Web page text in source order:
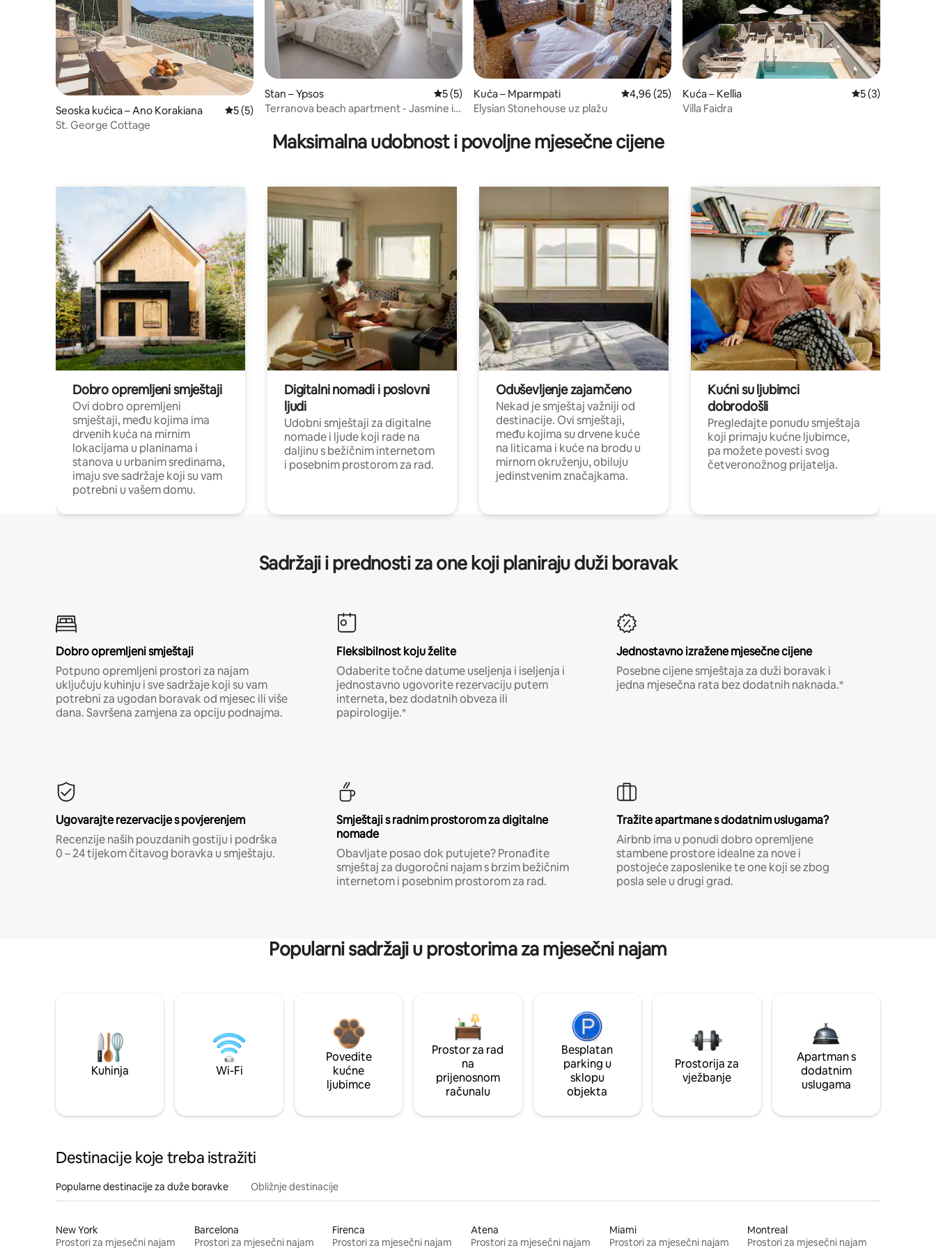
Seoska kućica – Ano Korakiana Prosječna ocjena: 5/5, recenzija: 5
5 (5)
St. George Cottage
Stan – Ypsos Prosječna ocjena: 5/5, recenzija: 5
5 (5)
Terranova beach apartment - Jasmine in
Kuća – Mparmpati Prosječna ocjena: 4,96/5, recenzija: 25
4,96 (25)
Elysian Stonehouse uz plažu
Kuća – Kellia Prosječna
5 (3)
Villa Faidra
Maksimalna udobnost i povoljne mjesečne cijene
Dobro opremljeni smještaji
Ovi dobro opremljeni
smještaji, među kojima ima
drvenih kuća na mirnim
lokacijama u planinama i
stanova u urbanim sredinama,
imaju sve sadržaje koji su vam
potrebni u vašem domu.
Digitalni nomadi i poslovni
ljudi
Udobni smještaji za digitalne
nomade i ljude koji rade na
daljinu s bežičnim internetom
i posebnim prostorom za rad.
Oduševljenje zajamčeno
Nekad je smještaj važniji od
destinacije. Ovi smještaji,
među kojima su drvene kuće
na liticama i kuće na brodu u
mirnom okruženju, obiluju
jedinstvenim značajkama.
Kućni su ljubimci
dobrodošli
Pregledajte ponudu smještaja
koji primaju kućne ljubimce,
pa možete povesti svog
četveronožnog prijatelja.
Sadržaji i prednosti za one koji planiraju duži boravak
Dobro opremljeni smještaji
Potpuno opremljeni prostori za najam
uključuju kuhinju i sve sadržaje koji su vam
potrebni za ugodan boravak od mjesec ili više
dana. Savršena zamjena za opciju podnajma.
Fleksibilnost koju želite
Odaberite točne datume useljenja i iseljenja i
jednostavno ugovorite rezervaciju putem
interneta, bez dodatnih obveza ili
papirologije.*
Jednostavno izražene mjesečne cijene
Posebne cijene smještaja za duži boravak i
jedna mjesečna rata bez dodatnih naknada.*
Ugovarajte rezervacije s povjerenjem
Recenzije naših pouzdanih gostiju i podrška
0 – 24 tijekom čitavog boravka u smještaju.
Smještaji s radnim prostorom za digitalne
nomade
Obavljate posao dok putujete? Pronađite
smještaj za dugoročni najam s brzim bežičnim
internetom i posebnim prostorom za rad.
Tražite apartmane s dodatnim uslugama?
Airbnb ima u ponudi dobro opremljene
stambene prostore idealne za nove i
postojeće zaposlenike te one koji se zbog
posla sele u drugi grad.
Popularni sadržaji u prostorima za mjesečni najam
Kuhinja Wi-Fi
Povedite
kućne
ljubimce
Prostor za rad
na
prijenosnom
računalu
Besplatan
parking u
sklopu
objekta
Prostorija za
vježbanje
Apartman s
dodatnim
uslugama
Destinacije koje treba istražiti
Popularne destinacije za duže boravke Obližnje destinacije
New York
Prostori za mjesečni najam
Barcelona
Prostori za mjesečni najam
Firenca
Prostori za mjesečni najam
Atena
Prostori za mjesečni najam
Miami
Prostori za mjesečni najam
Montreal
Prostori za mjesečni najam